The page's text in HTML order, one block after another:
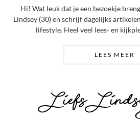
Hi! Wat leuk dat je een bezoekje
Lindsey (30) en schrijf dagelijks
lifestyle. Heel veel lees- en
LEES MEER